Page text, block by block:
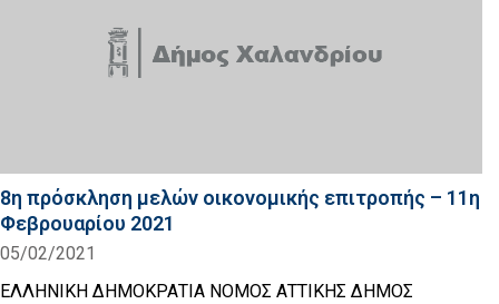
8η πρόσκληση μελών οικονομικής επιτροπής – 11η
Φεβρουαρίου 2021
05/02/2021
ΕΛΛΗΝΙΚΗ ΔΗΜΟΚΡΑΤΙΑ ΝΟΜΟΣ ΑΤΤΙΚΗΣ ΔΗΜΟΣ